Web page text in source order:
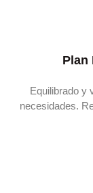
Plan
Equilibrado y
necesidades.